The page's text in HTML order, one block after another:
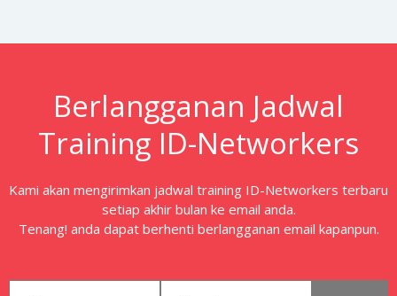
Berlangganan Jadwal
Training ID-Networkers
Kami akan mengirimkan jadwal training ID-Networkers terbaru
setiap akhir bulan ke email anda.
Tenang! anda dapat berhenti berlangganan email kapanpun.